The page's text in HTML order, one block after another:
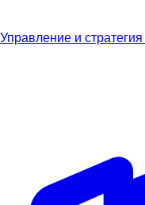
Управление и стратегия